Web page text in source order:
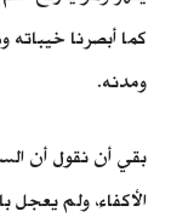
ومدنه.
بقي أن نقول أن
الأكفاء، ولم يعجل